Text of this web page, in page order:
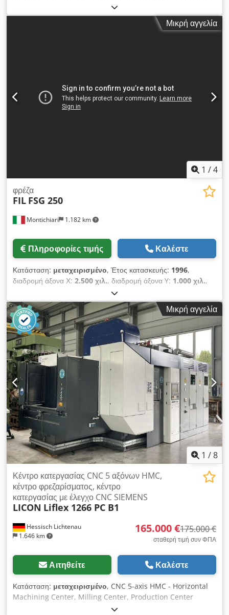
, μήκος τροφοδοσίας άξονα Z:
Κατασκευαστής: Reckermann Συμβουλή: Beta 10 Κινήσεις: Χ:
1500 mm Y: 600 mm Z: 450 mm Dcjdpfxouhnznj Aatok
Μικρή αγγελία
1 /4
Montichiari 1.182 km
φρέζα
FIL FSG 250
Πληροφορίες τιμής Καλέστε
Κατάσταση: μεταχειρισμένο, Έτος κατασκευής: 1996,
διαδρομή άξονα Χ: 2.500 χιλ., διαδρομή άξονα Y: 1.000 χιλ.,
, μέγιστη ταχύτητα περιστροφής:
3.000 στρ./λ., ταχύτητα περιστροφής (ελάχ.):50 στρ./λ.,
ΔΙΑΔΡΟΜΗ ΑΞΟΝΑ X 2500 MM ΔΙΑΔΡΟΜΗ ΑΞΟΝΑ Y 1000
MM ΔΙΑΔΡΟΜΗ ΑΞΟΝΑ Z 1000 MM ΣΤΑΘΕΡΟ ΤΡΑΠΕΖΙ
1600 X 800 MM – ΜΕΓΙΣΤΟ ΦΟΡΤΙΟ 5000 KG
ΠΕΡΙΣΤΡΕΦΟΜΕΝΟ ΤΡΑΠΕΖΙ 750 X 750 MM – ΜΕΓΙΣΤΟ
ΦΟΡΤΙΟ 5000 KG ΤΑΧΥΤΗΤΕΣ ΤΑΧΕΙΑΣ ΜΕΤΑΚΙΝΗΣΗΣ
ΑΞΟΝΩΝ X Y Z 10.000 MM/MIN Dodpfx Aajwz H Hmetsck
ΥΠΟΔΟΧΗ ΑΤΡΑΚΤΟΥ ISO 50 ΣΤΡΟΦΕΣ 50 – 3000 RPM
ΑΡΙΘΜΟΣ 2 ΕΥΡΗ CNC HEIDENHAIN TNC 407 ΑΥΤΟΜΑΤΗ
ΚΕΦΑΛΗ ΟΡΙΖΟΝΤΙΑ – ΚΑΘΕΤΗ ΑΛΛΑΓΗ ΕΡΓΑΛΕΙΩΝ
Μικρή αγγελία
1 /8
Hessisch Lichtenau
1.646 km
Κέντρο κατεργασίας CNC 5 αξόνων HMC,
κέντρο φρεζαρίσματος, κέντρο
κατεργασίας με έλεγχο CNC SIEMENS
LICON Liflex 1266 PC B1
165.000 €175.000 €
σταθερή τιμή συν ΦΠΑ
Αιτηθείτε Καλέστε
Κατάσταση: μεταχειρισμένο, CNC 5-axis HMC - Horizontal
Machining Center, Milling Center, Production Center
Manufacturer: LICON Model: Liflex 1266 PC B1 Year of